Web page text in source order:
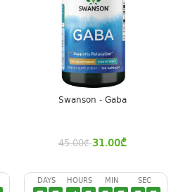
Swanson - Gaba
45.00₾ 31.00₾
DAYS HOURS MIN SEC